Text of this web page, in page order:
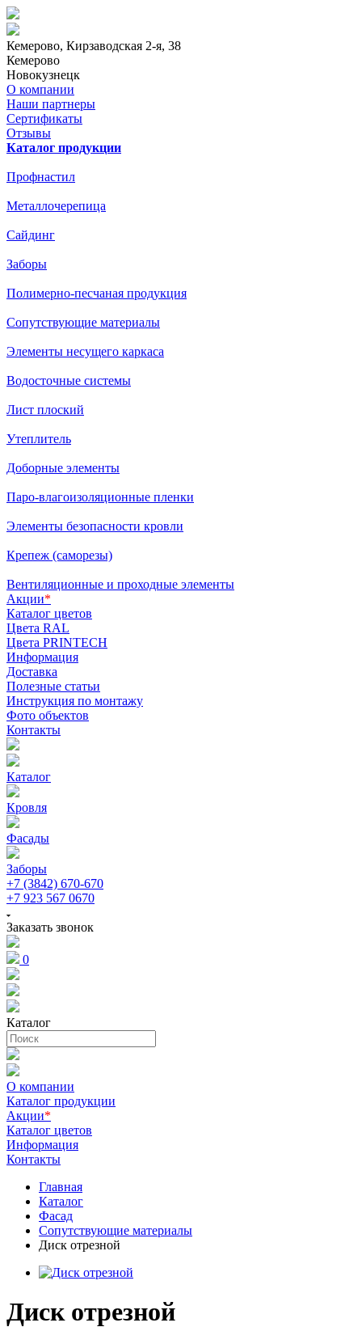
Кемерово, Кирзаводская 2-я, 38
Кемерово
Новокузнецк
О компании
Наши партнеры
Сертификаты
Отзывы
Каталог продукции
Профнастил
Металлочерепица
Сайдинг
Заборы
Полимерно-песчаная продукция
Сопутствующие материалы
Элементы несущего каркаса
Водосточные системы
Лист плоский
Утеплитель
Доборные элементы
Паро-влагоизоляционные пленки
Элементы безопасности кровли
Крепеж (саморезы)
Вентиляционные и проходные элементы
Акции*
Каталог цветов
Цвета RAL
Цвета PRINTECH
Информация
Доставка
Полезные статьи
Инструкция по монтажу
Фото объектов
Контакты
Каталог
Кровля
Фасады
Заборы
+7 (3842) 670-670
+7 923 567 0670
Заказать звонок
0
Каталог
О компании
Каталог продукции
Акции*
Каталог цветов
Информация
Контакты
Главная
Каталог
Фасад
Сопутствующие материалы
Диск отрезной
Диск отрезной